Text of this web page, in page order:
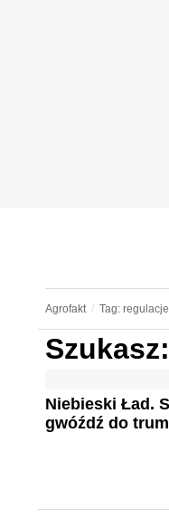
Agrofakt Tag:
Niebieski Ład.
gwóźdź do